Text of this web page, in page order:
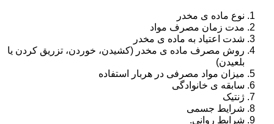
نوع ماده ی مخدر
مدت زمان مصرف مواد
شدت اعتیاد به ماده ی مخدر
روش مصرف ماده ی مخدر (کشیدن، خوردن، تزریق کردن یا
بلعیدن)
میزان مواد مصرفی در هربار استفاده
سابقه ی خانوادگی
ژنتیک
شرایط جسمی
شرایط روانی.